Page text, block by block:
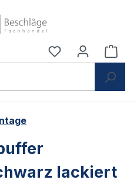
Du hast 0
lackiert